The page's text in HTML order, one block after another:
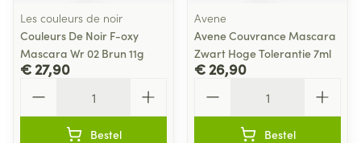
Les couleurs de noir
Couleurs De Noir F-oxy
Mascara Wr 02 Brun 11g
€ 27,90
Bestel
Avene
Avene Couvrance Mascara
Zwart Hoge Tolerantie 7ml
€ 26,90
Bestel